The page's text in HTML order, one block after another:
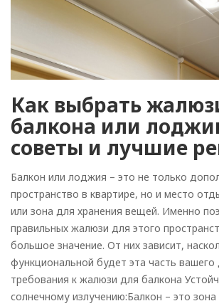
Рулонные
Горизонтальные
Вертикальные
Как выбрать
балкона или
советы и лучшие
Балкон или лоджия – это не только
пространство в квартире, но и место
или зона для хранения вещей. Именно
правильных жалюзи для этого
большое значение. От них зависит,
функциональной будет эта часть
требования к жалюзи для балкона
солнечному излучению:Балкон – это